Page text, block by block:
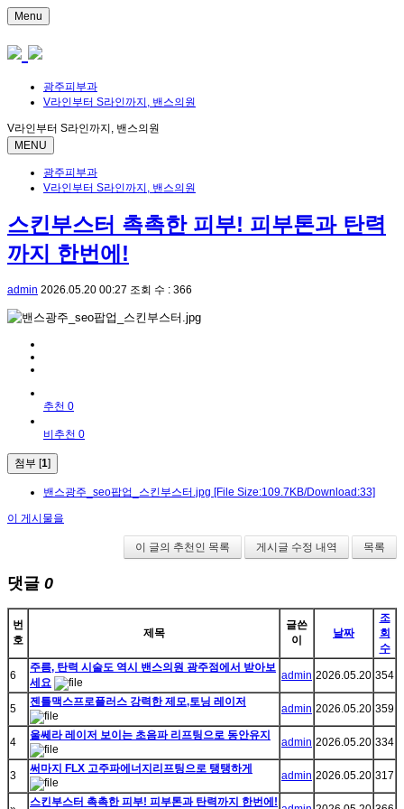
Menu
광주피부과
V라인부터 S라인까지, 밴스의원
V라인부터 S라인까지, 밴스의원
MENU
광주피부과
V라인부터 S라인까지, 밴스의원
스킨부스터 촉촉한 피부! 피부톤과 탄력
까지 한번에!
admin 2026.05.20 00:27 조회 수 : 366
추천 0
비추천 0
첨부 [1]
밴스광주_seo팝업_스킨부스터.jpg [File Size:109.7KB/Download:33]
이 게시물을
이 글의 추천인 목록 게시글 수정 내역 목록
댓글 0
번
호
제목
글쓴
이
날짜
조
회
수
6
주름, 탄력 시술도 역시 밴스의원 광주점에서 받아보
세요
admin 2026.05.20 354
5
젠틀맥스프로플러스 강력한 제모,토닝 레이저
admin 2026.05.20 359
4
울쎄라 레이저 보이는 초음파 리프팅으로 동안유지
admin 2026.05.20 334
3
써마지 FLX 고주파에너지리프팅으로 탱탱하게
admin 2026.05.20 317
스킨부스터 촉촉한 피부! 피부톤과 탄력까지 한번에!